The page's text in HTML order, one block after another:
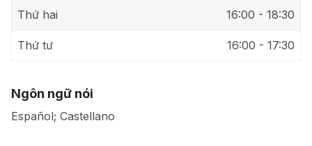
Thứ hai 16:00 - 18:30
Thứ tư 16:00 - 17:30
Ngôn ngữ nói
Español; Castellano